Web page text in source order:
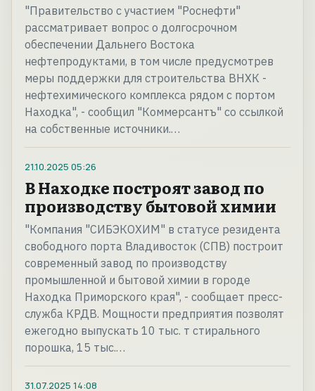
"Правительство с участием "Роснефти"
рассматривает вопрос о долгосрочном
обеспечении Дальнего Востока
нефтепродуктами, в том числе предусмотрев
меры поддержки для строительства ВНХК -
нефтехимического комплекса рядом с портом
Находка", - сообщил "Коммерсантъ" со ссылкой
на собственные источники.…
21.10.2025 05:26
В Находке построят завод по
производству бытовой химии
"Компания "СИБЭКОХИМ" в статусе резидента
свободного порта Владивосток (СПВ) построит
современный завод по производству
промышленной и бытовой химии в городе
Находка Приморского края", - сообщает пресс-
служба КРДВ. Мощности предприятия позволят
ежегодно выпускать 10 тыс. т стирального
порошка, 15 тыс.…
31.07.2025 14:08